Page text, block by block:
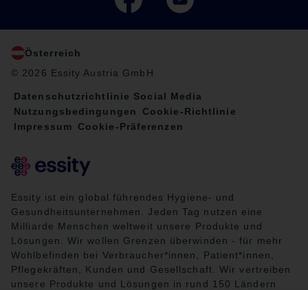
Österreich
© 2026 Essity Austria GmbH
Datenschutzrichtlinie Social Media
Nutzungsbedingungen
Cookie-Richtlinie
Impressum
Cookie-Präferenzen
Essity ist ein global führendes Hygiene- und
Gesundheitsunternehmen. Jeden Tag nutzen eine
Milliarde Menschen weltweit unsere Produkte und
Lösungen. Wir wollen Grenzen überwinden - für mehr
Wohlbefinden bei Verbraucher*innen, Patient*innen,
Pflegekräften, Kunden und Gesellschaft. Wir vertreiben
unsere Produkte und Lösungen in rund 150 Ländern